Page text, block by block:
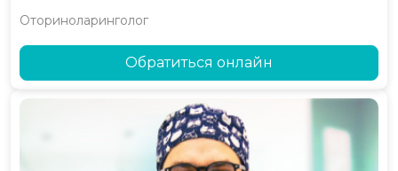
Оториноларинголог
Обратиться онлайн